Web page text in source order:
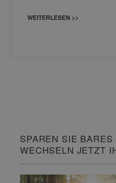
WEITERLESEN >>
SPAREN SIE BARES
WECHSELN JETZT